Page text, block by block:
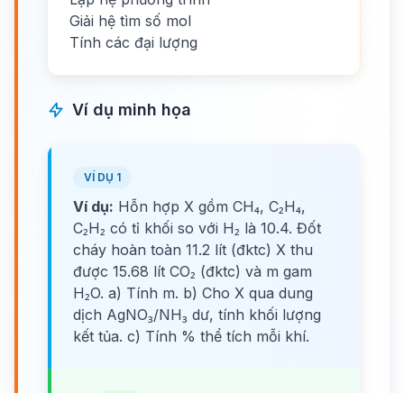
Giải hệ tìm số mol
Tính các đại lượng
Ví dụ minh họa
VÍ DỤ 1
Ví dụ: Hỗn hợp X gồm CH₄, C₂H₄,
C₂H₂ có tỉ khối so với H₂ là 10.4. Đốt
cháy hoàn toàn 11.2 lít (đktc) X thu
được 15.68 lít CO₂ (đktc) và m gam
H₂O. a) Tính m. b) Cho X qua dung
dịch AgNO₃/NH₃ dư, tính khối lượng
kết tủa. c) Tính % thể tích mỗi khí.